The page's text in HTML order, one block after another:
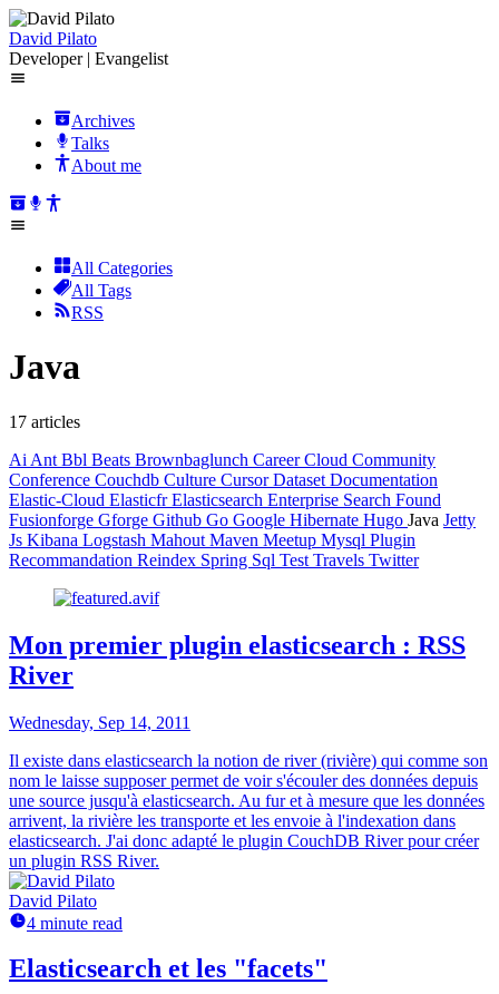
David Pilato
Developer | Evangelist
Archives
Talks
About me
All Categories
All Tags
RSS
Java
17 articles
Ai Ant Bbl Beats Brownbaglunch CareerCloud Community
Conference Couchdb Culture CursorDataset Documentation
Elastic-Cloud ElasticfrElasticsearch Enterprise Search Found
Fusionforge Gforge Github Go Google Hibernate Hugo Java Jetty
Js Kibana Logstash Mahout Maven Meetup Mysql Plugin
Recommandation Reindex Spring Sql Test Travels Twitter
Mon premier plugin elasticsearch : RSS
River
Wednesday, Sep 14, 2011
Il existe dans elasticsearch la notion de river (rivière) qui comme son
nom le laisse supposer permet de voir s'écouler des données depuis
une source jusqu'à elasticsearch. Au fur et à mesure que les données
arrivent, la rivière les transporte et les envoie à l'indexation dans
elasticsearch. J'ai donc adapté le plugin CouchDB River pour créer
un plugin RSS River.
David Pilato
4 minute read
Elasticsearch et les "facets"